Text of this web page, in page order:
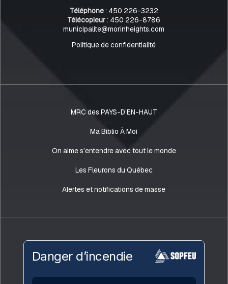
Téléphone: 450 226-3232
Télécopieur: 450 226-8786
municipalite@morinheights.com
Politique de confidentialité
MRC des PAYS-D’EN-HAUT
Ma Biblio À Moi
On aime s’entendre avec tout le monde
Les Fleurons du Québec
Alertes et notifications de masse
Danger d’incendie